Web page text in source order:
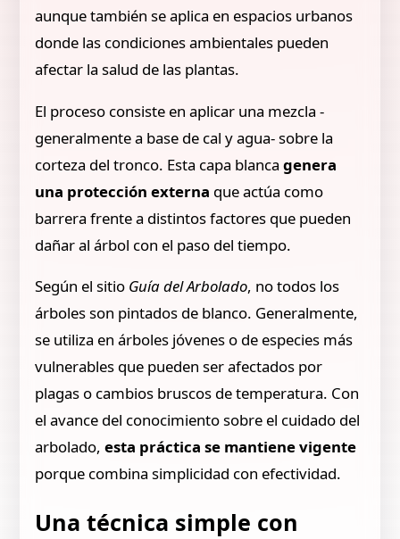
aunque también se aplica en espacios urbanos
donde las condiciones ambientales pueden
afectar la salud de las plantas.
El proceso consiste en aplicar una mezcla -
generalmente a base de cal y agua- sobre la
corteza del tronco. Esta capa blancagenera
una protección externa que actúa como
barrera frente a distintos factores que pueden
dañar al árbol con el paso del tiempo.
Según el sitio Guía del Arbolado, no todos los
árboles son pintados de blanco. Generalmente,
se utiliza en árboles jóvenes o de especies más
vulnerables que pueden ser afectados por
plagas o cambios bruscos de temperatura. Con
el avance del conocimiento sobre el cuidado del
arbolado,esta práctica se mantiene vigente
porque combina simplicidad con efectividad.
Una técnica simple con